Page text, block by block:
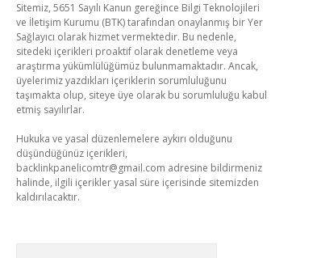
Sitemiz, 5651 Sayılı Kanun gereğince Bilgi Teknolojileri
ve İletişim Kurumu (BTK) tarafından onaylanmış bir Yer
Sağlayıcı olarak hizmet vermektedir. Bu nedenle,
sitedeki içerikleri proaktif olarak denetleme veya
araştırma yükümlülüğümüz bulunmamaktadır. Ancak,
üyelerimiz yazdıkları içeriklerin sorumluluğunu
taşımakta olup, siteye üye olarak bu sorumluluğu kabul
etmiş sayılırlar.
Hukuka ve yasal düzenlemelere aykırı olduğunu
düşündüğünüz içerikleri,
backlinkpanelicomtr@gmail.com adresine bildirmeniz
halinde, ilgili içerikler yasal süre içerisinde sitemizden
kaldırılacaktır.